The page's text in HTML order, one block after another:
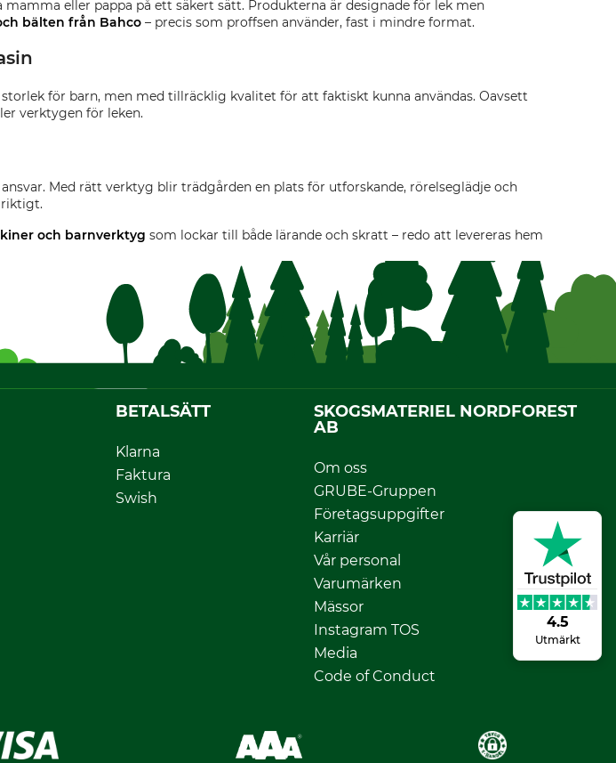
4.5
Utmärkt
mamma eller pappa på ett säkert sätt. Produkterna är designade för lek men
bälten från Bahco – precis som proffsen använder, fast i mindre format.
för barn, men med tillräcklig kvalitet för att faktiskt kunna användas. Oavsett
verktygen för leken.
Med rätt verktyg blir trädgården en plats för utforskande, rörelseglädje och
riktigt.
och barnverktyg som lockar till både lärande och skratt – redo att levereras hem
BETALSÄTT
Klarna
Faktura
Swish
SKOGSMATERIEL NORDFOREST
AB
Om oss
GRUBE-Gruppen
Företagsuppgifter
Karriär
Vår personal
Varumärken
Mässor
Instagram TOS
Media
Code of Conduct